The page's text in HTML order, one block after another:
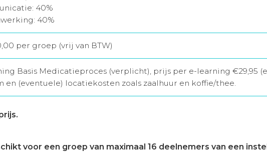
40%
40%
per groep (vrij van BTW)
Basis Medicatieproces (verplicht), prijs per e-learning €29,95
en (eventuele) locatiekosten zoals zaalhuur en koffie/thee.
voor een groep van maximaal 16 deelnemers van een